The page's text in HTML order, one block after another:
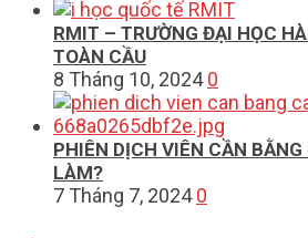
RMIT – TRƯỜNG ĐẠI HỌC
TOÀN CẦU
8 Tháng 10, 2024 0
PHIÊN DỊCH VIÊN CẦN
LÀM?
7 Tháng 7, 2024 0